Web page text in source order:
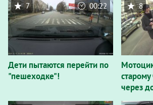
Дети пытаются перейти по
"пешеходке"!
7 00:22
через
8